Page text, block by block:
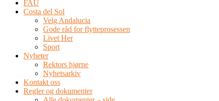
FAU
Costa del Sol
Velg Andalucia
Gode råd for flytteprosessen
Livet Her
Sport
Nyheter
Rektors hjørne
Nyhetsarkiv
Kontakt oss
Regler og dokumenter